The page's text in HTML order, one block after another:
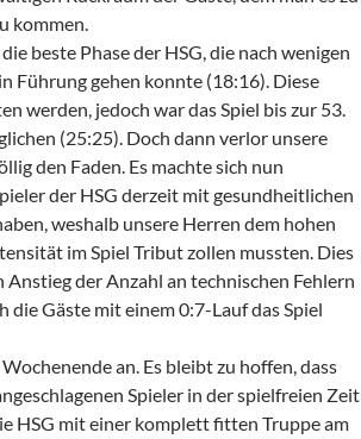
kommen.
beste Phase der HSG, die nach wenigen
Führung gehen konnte (18:16). Diese
werden, jedoch war das Spiel bis zur 53.
(25:25). Doch dann verlor unsere
den Faden. Es machte sich nun
der HSG derzeit mit gesundheitlichen
weshalb unsere Herren dem hohen
im Spiel Tribut zollen mussten. Dies
der Anzahl an technischen Fehlern
die Gäste mit einem 0:7-Lauf das Spiel
an. Es bleibt zu hoffen, dass
Spieler in der spielfreien Zeit
HSG mit einer komplett fitten Truppe am